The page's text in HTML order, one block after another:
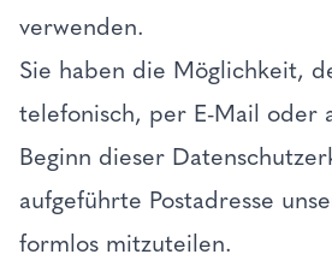
verwenden.
Sie haben die Möglichkeit,
telefonisch, per E-Mail oder
Beginn dieser
aufgeführte Postadresse
formlos mitzuteilen.